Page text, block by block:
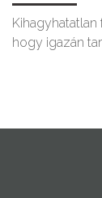
hogy igazán